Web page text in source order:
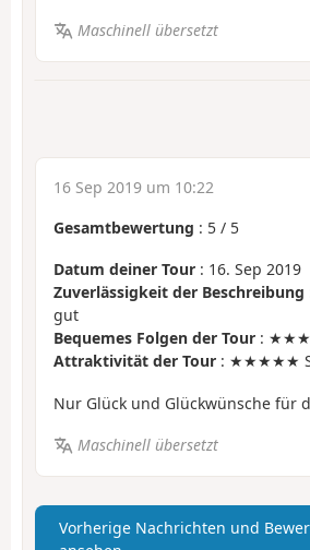
Maschinell übersetzt
16 Sep 2019 um 10:22
Gesamtbewertung : 5 / 5
Datum deiner Tour : 16. Sep 2019
Zuverlässigkeit der Beschreibung
gut
Bequemes Folgen der Tour :
Attraktivität der Tour : ★★★★★
Nur Glück und Glückwünsche für
Maschinell übersetzt
Vorherige Nachrichten und